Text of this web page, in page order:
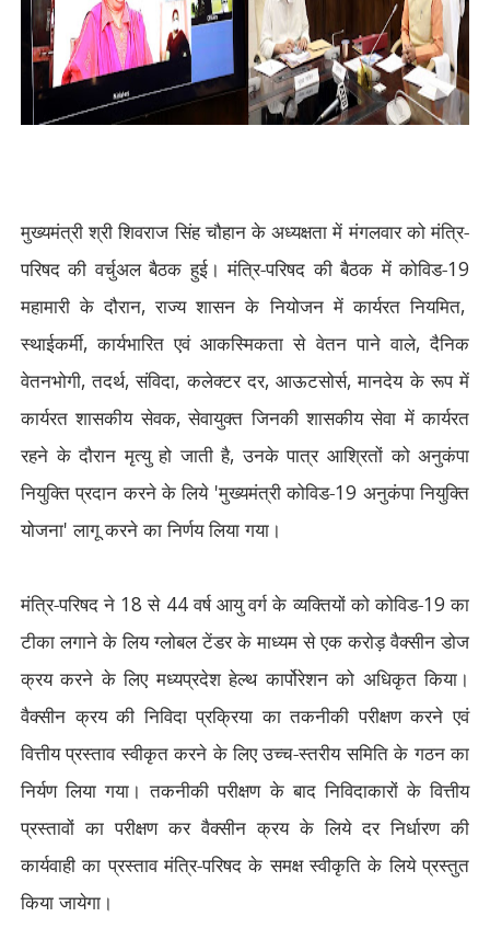
मुख्यमंत्री श्री शिवराज सिंह चौहान के अध्यक्षता में मंगलवार को मंत्रि-
परिषद की वर्चुअल बैठक हुई। मंत्रि-परिषद की बैठक में कोविड-19
महामारी के दौरान,राज्य शासन के नियोजन में कार्यरत नियमित,
स्थाईकर्मी,कार्यभारित एवं आकस्मिकता से वेतन पाने वाले,दैनिक
वेतनभोगी,तदर्थ,संविदा,कलेक्टर दर,आऊटसोर्स,मानदेय के रूप में
कार्यरत शासकीय सेवक,सेवायुक्त जिनकी शासकीय सेवा में कार्यरत
रहने के दौरान मृत्यु हो जाती है,उनके पात्र आश्रितों को अनुकंपा
नियुक्ति प्रदान करने के लिये 'मुख्यमंत्री कोविड-19 अनुकंपा नियुक्ति
योजना'लागू करने का निर्णय लिया गया।
मंत्रि-परिषद ने 18 से 44वर्ष आयु वर्ग के व्यक्तियों को कोविड-19 का
टीका लगाने के लिय ग्लोबल टेंडर के माध्यम से एक करोड़ वैक्सीन डोज
क्रय करने के लिए मध्यप्रदेश हेल्थ कार्पोरेशन को अधिकृत किया।
वैक्सीन क्रय की निविदा प्रक्रिया का तकनीकी परीक्षण करने एवं
वित्तीय प्रस्ताव स्वीकृत करने के लिए उच्च-स्तरीय समिति के गठन का
निर्यण लिया गया। तकनीकी परीक्षण के बाद निविदाकारों के वित्तीय
प्रस्तावों का परीक्षण कर वैक्सीन क्रय के लिये दर निर्धारण की
कार्यवाही का प्रस्ताव मंत्रि-परिषद के समक्ष स्वीकृति के लिये प्रस्तुत
किया जायेगा।